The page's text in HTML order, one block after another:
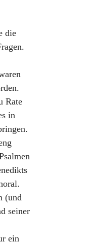
die
Rate
in
(und
seiner
ein